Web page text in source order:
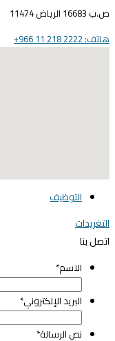
الرياض 11474
2222 218 11 966+
elegant media icon
التوظيف
بنا
الاسم*
البريد الإلكتروني*
نص الرسالة*